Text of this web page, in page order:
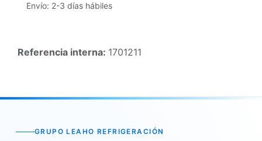
Envío: 2-3 días hábiles
Referencia interna: 1701211
GRUPO LEAHO REFRIGERACIÓN